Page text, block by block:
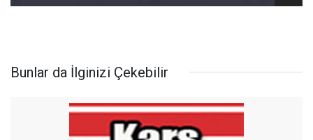
Bunlar da İlginizi Çekebilir